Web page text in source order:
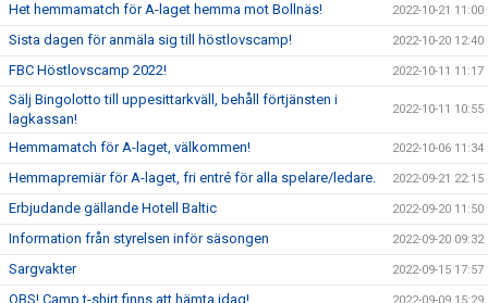
Het hemmamatch för A-laget hemma mot Bollnäs! 2022-10-21 11:00
Sista dagen för anmäla sig till höstlovscamp! 2022-10-20 12:40
FBC Höstlovscamp 2022! 2022-10-11 11:17
Sälj Bingolotto till uppesittarkväll, behåll förtjänsten i
lagkassan!
2022-10-11 10:55
Hemmamatch för A-laget, välkommen! 2022-10-06 11:34
Hemmapremiär för A-laget, fri entré för alla spelare/ledare. 2022-09-21 22:15
Erbjudande gällande Hotell Baltic 2022-09-20 11:50
Information från styrelsen inför säsongen 2022-09-20 09:32
Sargvakter 2022-09-15 17:57
OBS! Camp t-shirt finns att hämta idag!